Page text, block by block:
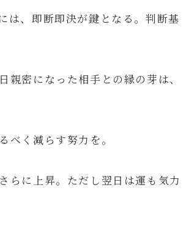
は、即断即決が鍵となる。判断基
密になった相手との縁の芽は、
く減らす努力を。
らに上昇。ただし翌日は運も気力